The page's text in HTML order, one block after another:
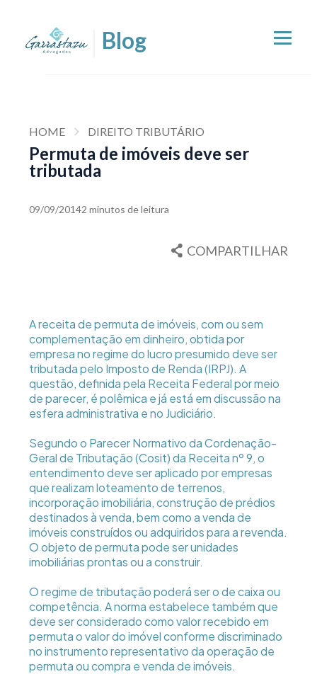
HOME DIREITO TRIBUTÁRIO
Permuta de imóveis deve ser
tributada
09/09/20142 minutos de leitura
COMPARTILHAR
A receita de permuta de imóveis, com ou sem
complementação em dinheiro, obtida por
empresa no regime do lucro presumido deve ser
tributada pelo Imposto de Renda (IRPJ). A
questão, definida pela Receita Federal por meio
de parecer, é polêmica e já está em discussão na
esfera administrativa e no Judiciário.
Segundo o Parecer Normativo da Cordenação-
Geral de Tributação (Cosit) da Receita nº 9, o
entendimento deve ser aplicado por empresas
que realizam loteamento de terrenos,
incorporação imobiliária, construção de prédios
destinados à venda, bem como a venda de
imóveis construídos ou adquiridos para a revenda.
O objeto de permuta pode ser unidades
imobiliárias prontas ou a construir.
O regime de tributação poderá ser o de caixa ou
competência. A norma estabelece também que
deve ser considerado como valor recebido em
permuta o valor do imóvel conforme discriminado
no instrumento representativo da operação de
permuta ou compra e venda de imóveis.